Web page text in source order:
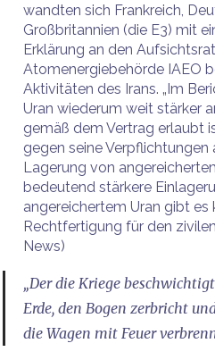
wandten sich Frankreich,
Großbritannien (die E3) mit
Erklärung an den
Atomenergiebehörde IAEO
Aktivitäten des Irans. „Im
Uran wiederum weit stärker
gemäß dem Vertrag erlaubt
gegen seine
Lagerung von
bedeutend stärkere
angereichertem Uran gibt
Rechtfertigung für den zivilen
News)
„Der die Kriege
Erde, den Bogen zerbricht
die Wagen mit Feuer